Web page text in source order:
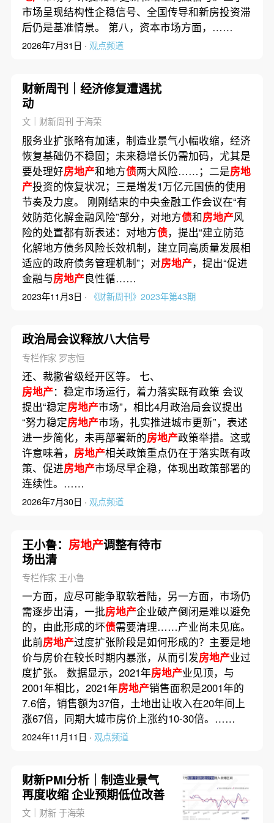
市场呈现结构性企稳信号、全国传导和新房投资滞
后仍是基准情景。 第八，资本市场方面，……
2026年7月31日 · 观点频道
财新周刊｜经济修复遭遇扰
动
文｜财新周刊 于海荣
服务业扩张略有加速，制造业景气小幅收缩，经济
恢复基础仍不稳固；未来稳增长仍需加码，尤其是
要处理好房地产和地方债两大风险……；二是房地
产投资的恢复状况；三是增发1万亿元国债的使用
节奏及力度。 刚刚结束的中央金融工作会议在“有
效防范化解金融风险”部分，对地方债和房地产风
险的处置都有新表述：对地方债，提出“建立防范
化解地方债务风险长效机制，建立同高质量发展相
适应的政府债务管理机制”；对房地产，提出“促进
金融与房地产良性循……
2023年11月3日 · 《财新周刊》2023年第43期
政治局会议释放八大信号
专栏作家 罗志恒
还、裁撤省级经开区等。 七、
房地产：稳定市场运行，着力落实既有政策 会议
提出“稳定房地产市场”，相比4月政治局会议提出
“努力稳定房地产市场，扎实推进城市更新”，表述
进一步简化，未再部署新的房地产政策举措。这或
许意味着， 房地产相关政策重点仍在于落实既有政
策、促进房地产市场尽早企稳，体现出政策部署的
连续性。……
2026年7月30日 · 观点频道
王小鲁： 房地产调整有待市
场出清
专栏作家 王小鲁
一方面，应尽可能争取软着陆，另一方面，市场仍
需逐步出清，一批房地产企业破产倒闭是难以避免
的，由此形成的坏债需要清理……产业尚未见底。
此前房地产过度扩张阶段是如何形成的？主要是地
价与房价在较长时期内暴涨，从而引发房地产业过
度扩张。 数据显示，2021年房地产业见顶，与
2001年相比，2021年房地产销售面积是2001年的
7.6倍，销售额为37倍，土地出让收入在20年间上
涨67倍，同期大城市房价上涨约10-30倍。……
2024年11月11日 · 观点频道
财新PMI分析｜制造业景气
再度收缩 企业预期低位改善
文｜财新 于海荣